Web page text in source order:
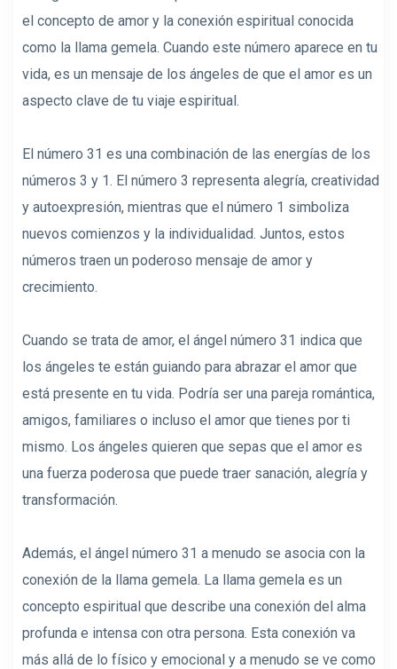
el concepto de amor y la conexión espiritual conocida
como la llama gemela. Cuando este número aparece en tu
vida, es un mensaje de los ángeles de que el amor es un
aspecto clave de tu viaje espiritual.
El número 31 es una combinación de las energías de los
números 3 y 1. El número 3 representa alegría, creatividad
y autoexpresión, mientras que el número 1 simboliza
nuevos comienzos y la individualidad. Juntos, estos
números traen un poderoso mensaje de amor y
crecimiento.
Cuando se trata de amor, el ángel número 31 indica que
los ángeles te están guiando para abrazar el amor que
está presente en tu vida. Podría ser una pareja romántica,
amigos, familiares o incluso el amor que tienes por ti
mismo. Los ángeles quieren que sepas que el amor es
una fuerza poderosa que puede traer sanación, alegría y
transformación.
Además, el ángel número 31 a menudo se asocia con la
conexión de la llama gemela. La llama gemela es un
concepto espiritual que describe una conexión del alma
profunda e intensa con otra persona. Esta conexión va
más allá de lo físico y emocional y a menudo se ve como